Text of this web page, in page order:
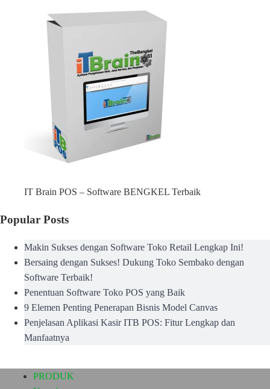
IT Brain POS – Software BENGKEL Terbaik
Popular Posts
Makin Sukses dengan Software Toko Retail Lengkap Ini!
Bersaing dengan Sukses! Dukung Toko Sembako dengan
Software Terbaik!
Penentuan Software Toko POS yang Baik
9 Elemen Penting Penerapan Bisnis Model Canvas
Penjelasan Aplikasi Kasir ITB POS: Fitur Lengkap dan
Manfaatnya
PRODUK